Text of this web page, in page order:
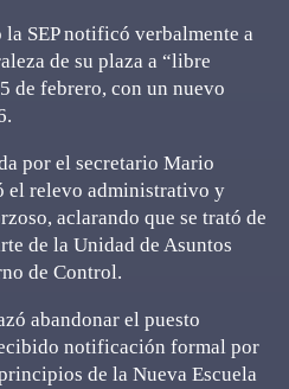
SEP notificó verbalmente a
de su plaza a “libre
de febrero, con un nuevo
por el secretario Mario
el relevo administrativo y
aclarando que se trató de
de la Unidad de Asuntos
de Control.
abandonar el puesto
notificación formal por
de la Nueva Escuela